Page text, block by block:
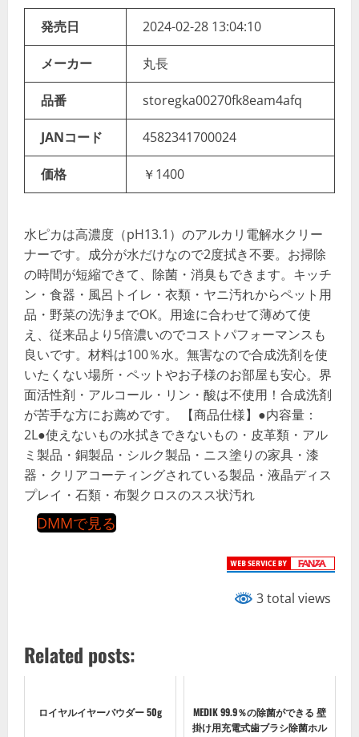
発売日 2024-02-28 13:04:10
メーカー 丸長
品番 storegka00270fk8eam4afq
JANコード 4582341700024
価格 ￥1400
水ピカは高濃度（pH13.1）のアルカリ電解水クリー
ナーです。成分が水だけなので2度拭き不要。お掃除
の時間が短縮できて、除菌・消臭もできます。キッチ
ン・食器・風呂トイレ・衣類・ヤニ汚れからペット用
品・野菜の洗浄までOK。用途に合わせて薄めて使
え、従来品より5倍濃いのでコストパフォーマンスも
良いです。材料は100％水。無害なので合成洗剤を使
いたくない場所・ペットやお子様のお部屋も安心。界
面活性剤・アルコール・リン・酸は不使用！合成洗剤
が苦手な方にお薦めです。 【商品仕様】●内容量：
2L●使えないもの水拭きできないもの・皮革類・アル
ミ製品・銅製品・シルク製品・ニス塗りの家具・漆
器・クリアコーティングされている製品・液晶ディス
プレイ・石類・布製クロスのスス状汚れ
DMMで見る
3 total views
Related posts:
ロイヤルイヤーパウダー 50g
MEDIK 99.9％の除菌ができる 壁
掛け用充電式歯ブラシ除菌ホル